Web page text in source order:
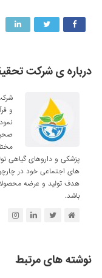
درباره ی شرکت
و
پزشکی و داروهای گیاهی
های اجتماعی خود در
هدف تولید و عرضه
باشد.
نوشته های مرتبط